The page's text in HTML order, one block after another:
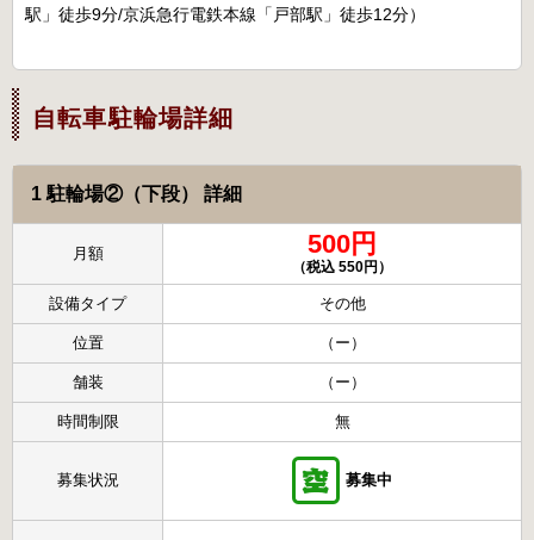
駅」徒歩9分/京浜急行電鉄本線「戸部駅」徒歩12分）
自転車駐輪場詳細
1 駐輪場②（下段） 詳細
月額 500円
（税込 550円）
設備タイプ その他
位置 （ー）
舗装 （ー）
時間制限 無
募集状況 募集中